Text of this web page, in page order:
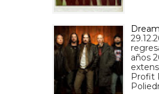
años
Profit